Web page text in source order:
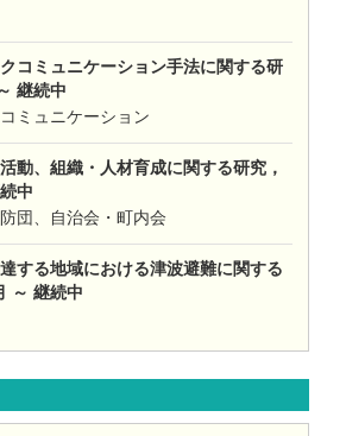
コミュニケーション手法に関する研
継続中
ミュニケーション
動、組織・人材育成に関する研究，
中
団、自治会・町内会
する地域における津波避難に関する
～ 継続中